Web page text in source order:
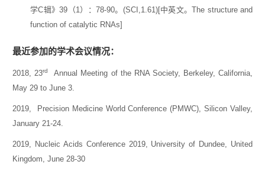
学C辑》39（1）：78-90。(SCI,1.61)[中英文。The structure and
function of catalytic RNAs]
最近参加的学术会议情况：
2018, 23rd
Annual Meeting of the RNA Society, Berkeley, California,
May 29 to June 3.
2019, Precision Medicine World Conference (PMWC), Silicon Valley,
January 21-24.
2019, Nucleic Acids Conference 2019, University of Dundee, United
Kingdom, June 28-30